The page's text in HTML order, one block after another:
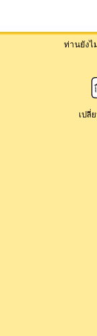
ท่านยังไ
เปลี่